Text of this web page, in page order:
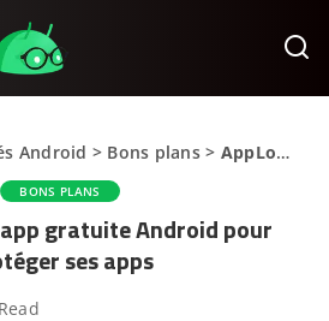
Android > Bons plans> AppLock Zilla : app gratuite Android pour protéger ses apps
BONS PLANS
gratuite Android pour
ses apps